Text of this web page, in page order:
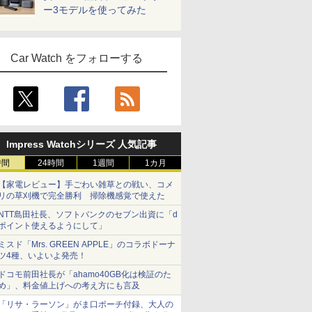
ー3モデルを使ってみた
Car Watch をフォローする
Impress Watchシリーズ 人気記事
24時間 1週間 1カ月
家電レビュー】手ごわい雑草との戦い、コメ
の草刈機で完全勝利 掃除機感覚で使えた
島田社長、ソフトバンクのセブン出資に「d
イント使えるようにして」
スド「Mrs. GREEN APPLE」のコラボドーナ
4種、いよいよ発売！
コモ前田社長が「ahamo40GB化は検証のた
」、料金値上げへの考え方にも言及
リサ・ラーソン」がま口ポーチ付録、大人の